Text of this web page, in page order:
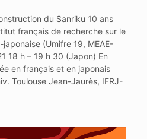
du Sanriku 10 ans
français de recherche sur le
(Umifre 19, MEAE-
18 h – 19 h 30 (Japon) En
en français et en japonais
Toulouse Jean-Jaurès, IFRJ-